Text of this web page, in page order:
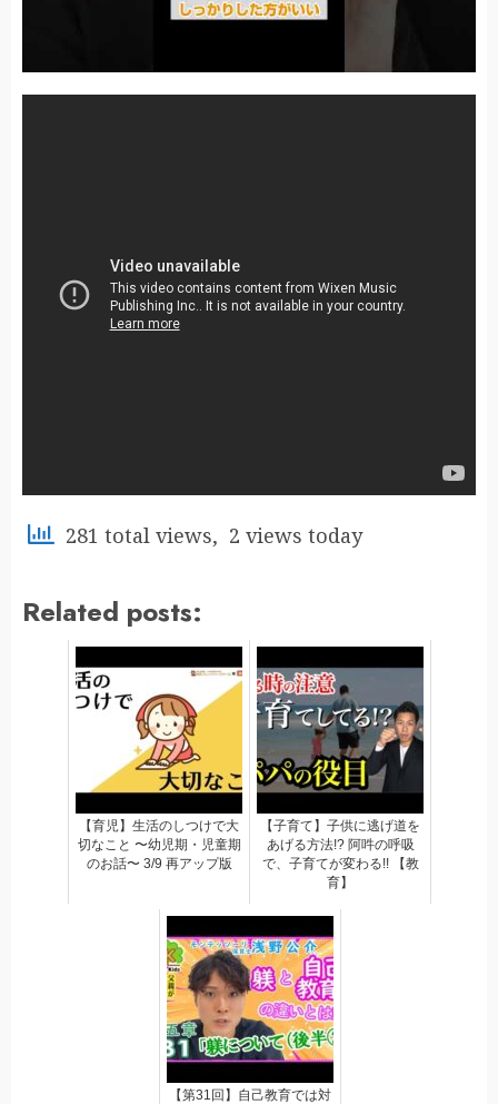
281 total views, 2 views today
Related posts:
【育児】生活のしつけで大
切なこと 〜幼児期・児童期
のお話〜 3/9 再アップ版
【子育て】子供に逃げ道を
あげる方法!? 阿吽の呼吸
で、子育てが変わる!! 【教
育】
【第31回】自己教育では対